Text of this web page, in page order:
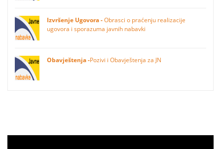
Izvršenje Ugovora -Obrasci o praćenju realizacije
ugovora i sporazuma javnih nabavki
Obavještenja -Pozivi i Obavještenja za JN